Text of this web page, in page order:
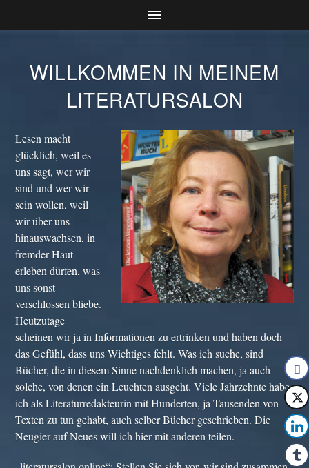
WILLKOMMEN IN MEINEM
LITERATURSALON
Lesen macht
glücklich, weil es
uns sagt, wer wir
sind und wer wir
sein wollen, weil
wir über uns
hinauswachsen, in
fremder Haut
erleben dürfen, was
uns sonst
verschlossen bliebe.
Heutzutage
scheinen wir ja in Informationen zu ertrinken und haben doch
das Gefühl, dass uns Wichtiges fehlt. Was ich suche, sind
Bücher, die in diesem Sinne nachdenklich machen, ja auch
solche, von denen ein Leuchten ausgeht. Viele Jahrzehnte habe
ich als Literaturredakteurin mit Hunderten, ja Tausenden von
Texten zu tun gehabt, auch selber Bücher geschrieben. Die
Neugier auf Neues will ich hier mit anderen teilen.